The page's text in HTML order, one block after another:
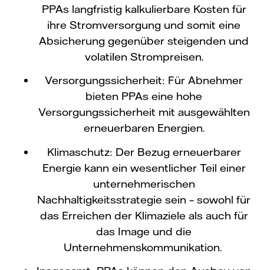
PPAs langfristig kalkulierbare Kosten für
ihre Stromversorgung und somit eine
Absicherung gegenüber steigenden und
volatilen Strompreisen.
Versorgungssicherheit: Für Abnehmer
bieten PPAs eine hohe
Versorgungssicherheit mit ausgewählten
erneuerbaren Energien.
Klimaschutz: Der Bezug erneuerbarer
Energiekann ein wesentlicher Teil einer
unternehmerischen
Nachhaltigkeitsstrategie sein – sowohl für
das Erreichen der Klimaziele als auch für
das Image und die
Unternehmenskommunikation.